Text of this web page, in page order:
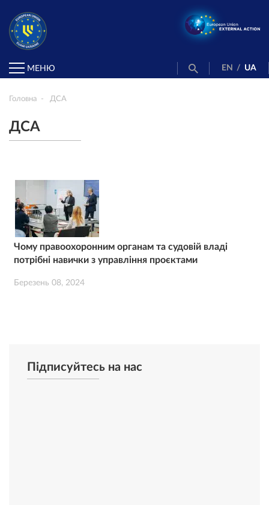
МЕНЮ EN / UA
Головна ДСА
ДСА
Чому правоохоронним органам та судовій владі
потрібні навички з управління проєктами
Березень 08, 2024
Підписуйтесь на нас